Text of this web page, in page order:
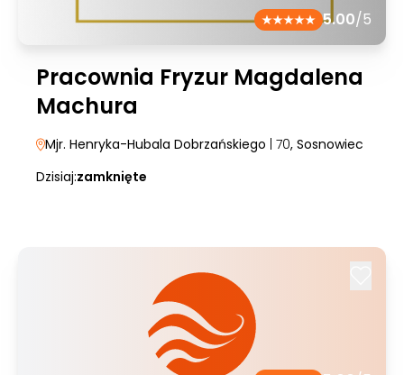
5.00/5
Pracownia Fryzur Magdalena
Machura
Mjr. Henryka-Hubala Dobrzańskiego | 70, Sosnowiec
Dzisiaj:zamknięte